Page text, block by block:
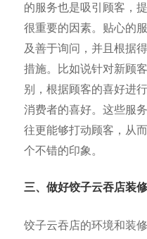
的服务也是吸引顾客，
很重要的因素。贴心的
及善于询问，并且根据
措施。比如说针对新顾
别，根据顾客的喜好进
消费者的喜好。这些服
往更能够打动顾客，从
个不错的印象。
三、做好饺子云吞店装
饺子云吞店的环境和装